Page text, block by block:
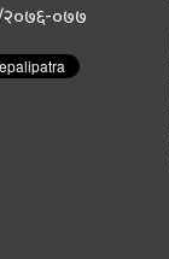
२०७६-०७७